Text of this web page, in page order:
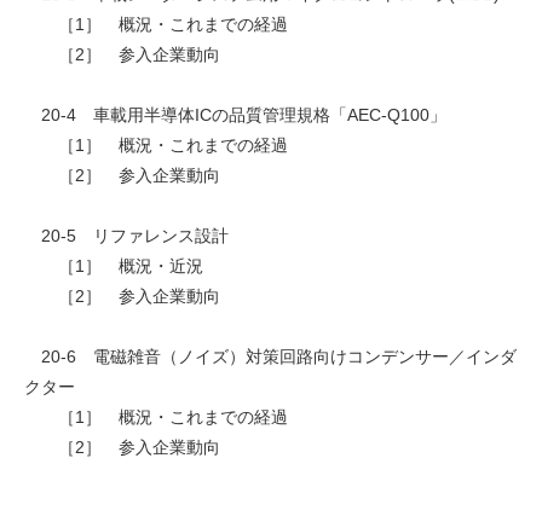
［1］ 概況・これまでの経過
［2］ 参入企業動向
20-4 車載用半導体ICの品質管理規格「AEC-Q100」
［1］ 概況・これまでの経過
［2］ 参入企業動向
20-5 リファレンス設計
［1］ 概況・近況
［2］ 参入企業動向
20-6 電磁雑音（ノイズ）対策回路向けコンデンサー／インダ
クター
［1］ 概況・これまでの経過
［2］ 参入企業動向